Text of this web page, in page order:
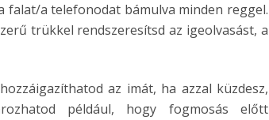
a telefonodat bámulva minden reggel.
trükkel rendszeresítsd az igeolvasást, a
az imát, ha azzal küzdesz,
például, hogy fogmosás előtt